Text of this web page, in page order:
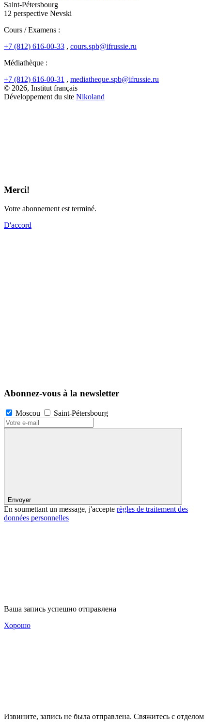
Saint-Pétersbourg
12 perspective Nevski
Cours / Examens :
+7 (812) 616-00-33 , cours.spb@ifrussie.ru
Médiathèque :
+7 (812) 616-00-31 , mediatheque.spb@ifrussie.ru
© 2026, Institut français
Développement du site Nikoland
Merci!
Votre abonnement est terminé.
D'accord
Abonnez-vous à la newsletter
Moscou Saint-Pétersbourg
Envoyer
En soumettant un message, j'accepte règles de traitement des
données personnelles
Ваша запись успешно отправлена
Хорошо
Извините, запись не была отправлена. Свяжитесь с отделом